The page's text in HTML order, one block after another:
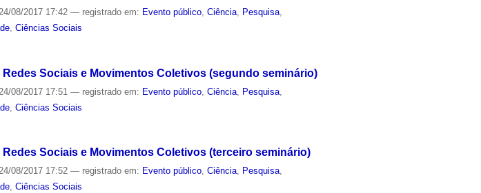
24/08/2017 17:42— registrado em: Evento público ,Ciência Pesquisa
,Ciências Sociais
Sociais e Movimentos Coletivos (segundo seminário)
24/08/2017 17:51— registrado em: Evento público ,Ciência Pesquisa
,Ciências Sociais
Sociais e Movimentos Coletivos (terceiro seminário)
08/2017 17:52— registrado em: Evento público,Ciência, Pesquisa,
,Ciências Sociais